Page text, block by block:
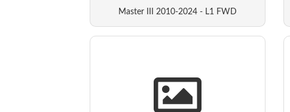
Master III 2010-2024 - L1 FWD